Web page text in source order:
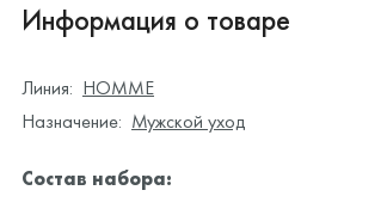
Информация о товаре
Линия: HOMME
Назначение: Мужской уход
Состав набора: